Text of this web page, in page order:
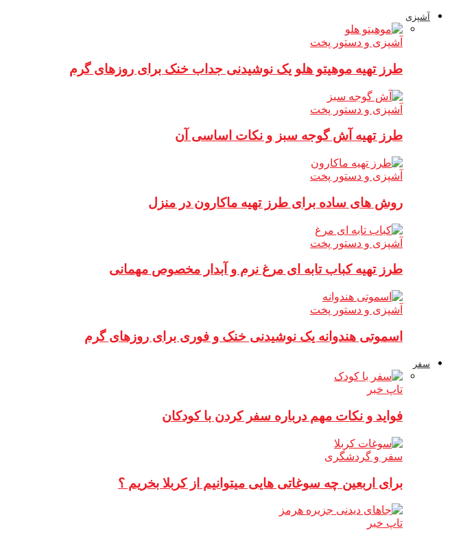
آشپزی
آشپزی و دستور پخت
طرز تهیه موهیتو هلو یک نوشیدنی جداب خنک برای روزهای گرم
آشپزی و دستور پخت
طرز تهیه آش گوجه سبز و نکات اساسی آن
آشپزی و دستور پخت
روش های ساده برای طرز تهیه ماکارون در منزل
آشپزی و دستور پخت
طرز تهیه کباب تابه ای مرغ نرم و آبدار مخصوص مهمانی
آشپزی و دستور پخت
اسموتی هندوانه یک نوشیدنی خنک و فوری برای روزهای گرم
سفر
تاپ خبر
فواید و نکات مهم درباره سفر کردن با کودکان
سفر و گردشگری
برای اربعین چه سوغاتی هایی میتوانیم از کربلا بخریم ؟
تاپ خبر